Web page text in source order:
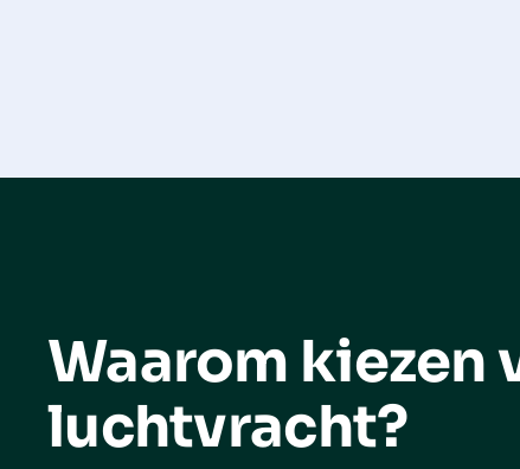
Waarom kiezen
luchtvracht?